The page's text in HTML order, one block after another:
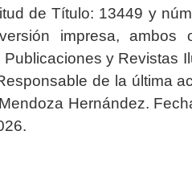
de Título: 13449 y
impresa, ambos
Publicaciones y Revistas
de la última
Hernández.